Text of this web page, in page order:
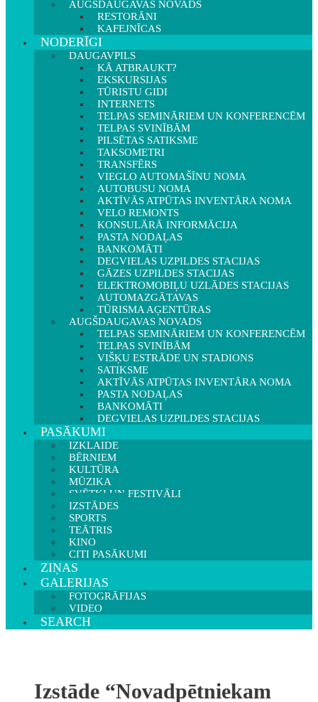
AUGŠDAUGAVAS NOVADS
RESTORĀNI
KAFEJNĪCAS
NODERĪGI
DAUGAVPILS
KĀ ATBRAUKT?
EKSKURSIJAS
TŪRISTU GIDI
INTERNETS
TELPAS SEMINĀRIEM UN KONFERENCĒM
TELPAS SVINĪBĀM
PILSĒTAS SATIKSME
TAKSOMETRI
TRANSFĒRS
VIEGLO AUTOMAŠĪNU NOMA
AUTOBUSU NOMA
AKTĪVĀS ATPŪTAS INVENTĀRA NOMA
VELO REMONTS
KONSULĀRĀ INFORMĀCIJA
PASTA NODAĻAS
BANKOMĀTI
DEGVIELAS UZPILDES STACIJAS
GĀZES UZPILDES STACIJAS
ELEKTROMOBIĻU UZLĀDES STACIJAS
AUTOMAZGĀTAVAS
TŪRISMA AĢENTŪRAS
AUGŠDAUGAVAS NOVADS
TELPAS SEMINĀRIEM UN KONFERENCĒM
TELPAS SVINĪBĀM
VIŠĶU ESTRĀDE UN STADIONS
SATIKSME
AKTĪVĀS ATPŪTAS INVENTĀRA NOMA
PASTA NODAĻAS
BANKOMĀTI
DEGVIELAS UZPILDES STACIJAS
PASĀKUMI
IZKLAIDE
BĒRNIEM
KULTŪRA
MŪZIKA
SVĒTKI UN FESTIVĀLI
IZSTĀDES
SPORTS
TEĀTRIS
KINO
CITI PASĀKUMI
ZIŅAS
GALERIJAS
FOTOGRĀFIJAS
VIDEO
SEARCH
Izstāde “Novadpētniekam